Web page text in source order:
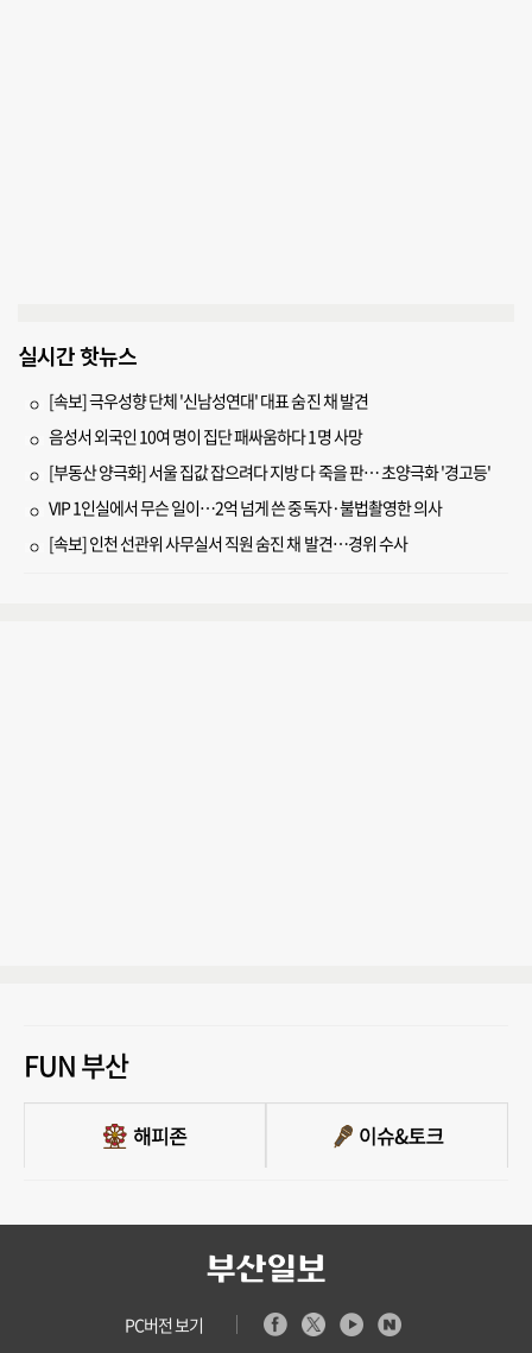
실시간 핫뉴스
[속보] 극우성향 단체 '신남성연대' 대표 숨진 채 발견
음성서 외국인 10여 명이 집단 패싸움하다 1명 사망
[부동산 양극화] 서울 집값 잡으려다 지방 다 죽을 판… 초양극화 '경고등'
VIP 1인실에서 무슨 일이…2억 넘게 쓴 중독자·불법촬영한 의사
[속보] 인천 선관위 사무실서 직원 숨진 채 발견…경위 수사
FUN 부산
PC버전 보기